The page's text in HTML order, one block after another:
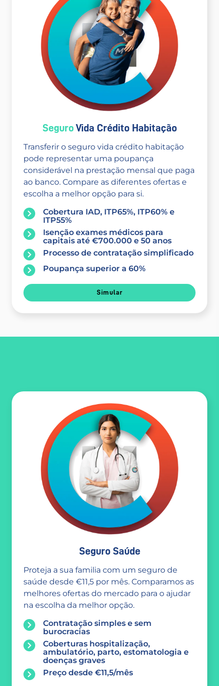
SeguroVida Crédito Habitação
Transferir o seguro vida crédito habitação
pode representar uma poupança
considerável na prestação mensal que paga
ao banco. Compare as diferentes ofertas e
escolha a melhor opção para si.
Cobertura IAD, ITP65%, ITP60% e
ITP55%
Isenção exames médicos para
capitais até €700.000 e 50 anos
Processo de contratação simplificado
Poupança superior a 60%
Simular
Seguro Saúde
Proteja a sua familia com um seguro de
saúde desde €11,5 por mês. Comparamos as
melhores ofertas do mercado para o ajudar
na escolha da melhor opção.
Contratação simples e sem
burocracias
Coberturas hospitalização,
ambulatório, parto, estomatologia e
doenças graves
Preço desde €11,5/mês